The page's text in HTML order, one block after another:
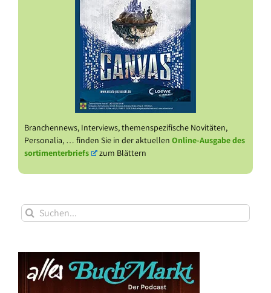
Branchennews, Interviews, themenspezifische Novitäten,
Personalia, … finden Sie in der aktuellen Online-Ausgabe des
sortimenterbriefs
zum Blättern
Suche
nach: